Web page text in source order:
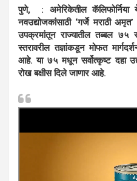
पुणे, : अमेरिकेतील कॅलिफोर्निया
नवउद्योजकांसाठी ‘गर्जे मराठी
उपक्रमांतून राज्यातील तब्बल ७५
स्तरावरील तज्ञांकडून मोफत
आहे. या ७५ मधून सर्वोत्कृष्ट दहा
रोख बक्षीस दिले जाणार आहे.